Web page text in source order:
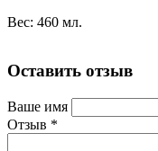
Вес: 460 мл.
Оставить отзыв
Ваше имя
Отзыв *